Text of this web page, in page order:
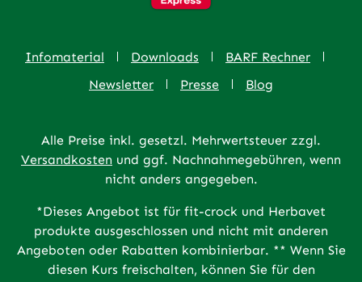
Infomaterial Downloads
BARF Rechner
Newsletter
Presse Blog
Alle Preise inkl. gesetzl. Mehrwertsteuer zzgl.
Versandkosten und ggf. Nachnahmegebühren, wenn
nicht anders angegeben.
*Dieses Angebot ist für fit-crock und Herbavet
produkte ausgeschlossen und nicht mit anderen
Angeboten oder Rabatten kombinierbar. ** Wenn Sie
diesen Kurs freischalten, können Sie für den